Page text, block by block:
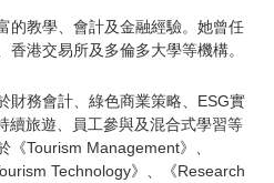
的教學、會計及金融經驗。她曾任
港交易所及多倫多大學等機構。
財務會計、綠色商業策略、ESG實
續旅遊、員工參與及混合式學習等
《Tourism Management》、
Technology》、《Research